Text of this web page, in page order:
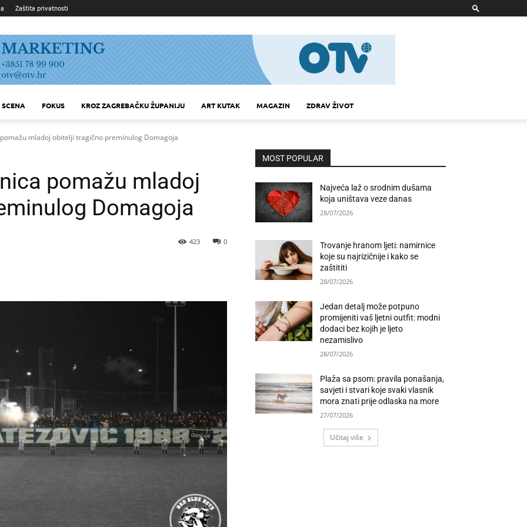
Zaštita privatnosti
SCENA FOKUS KROZ ZAGREBAČKU ŽUPANIJU ART KUTAK MAGAZIN ZDRAV ŽIVOT
mladoj obitelji tragično preminulog Domagoja
pomažu mladoj
Domagoja
0
423
MOST POPULAR
Najveća laž o srodnim dušama
koja uništava veze danas
28/07/2026
Trovanje hranom ljeti: namirnice
koje su najrizičnije i kako se
zaštititi
28/07/2026
Jedan detalj može potpuno
promijeniti vaš ljetni outfit: modni
dodaci bez kojih je ljeto
nezamislivo
28/07/2026
Plaža sa psom: pravila ponašanja,
savjeti i stvari koje svaki vlasnik
mora znati prije odlaska na more
27/07/2026
Učitaj više